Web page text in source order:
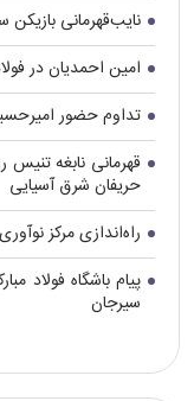
نایب‌قهرمانی
امین احمدیان در
تداوم حضور
قهرمانی نابغه تنیس
حریفان شرق آسیایی
راه‌اندازی مرکز
پیام باشگاه فولاد
سیرجان